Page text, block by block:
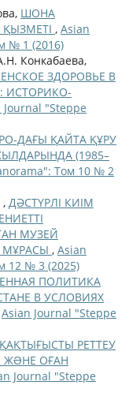
ШОНА
, Asian
№ 1 (2016)
Конкабаева,
ЗДОРОВЬЕ В
ИСТОРИКО-
Journal "Steppe
ДАҒЫ ҚАЙТА ҚҰРУ
(1985–
Том 10 № 2
ДӘСТҮРЛІ КИІМ
МУЗЕЙ
МҰРАСЫ , Asian
12 № 3 (2025)
ПОЛИТИКА
В УСЛОВИЯХ
Asian Journal "Steppe
РЕТТЕУ
ОҒАН
Journal "Steppe